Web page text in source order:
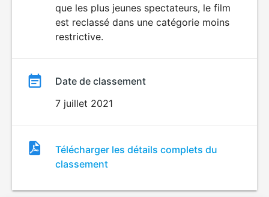
que les plus jeunes spectateurs, le film
est reclassé dans une catégorie moins
restrictive.
Date de classement
7 juillet 2021
Fichier
de
classement
Télécharger les détails complets du
classement